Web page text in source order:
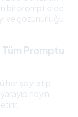
bir prompt elde
ve çözünürlüğü
Promptu
her şeyi atıp
neyin